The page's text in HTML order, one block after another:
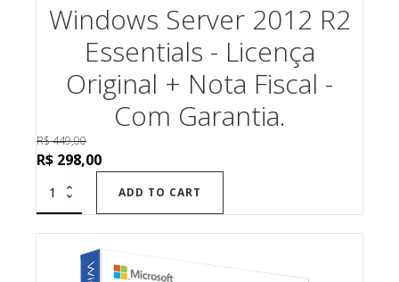
Windows Server 2012 R2
Essentials - Licença
Original + Nota Fiscal -
Com Garantia.
R$449,00
Original
price
was:
R$ 298,00Current
ADD TO CART